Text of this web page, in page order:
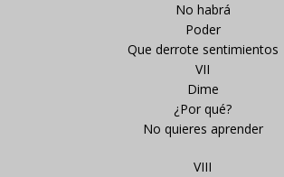
No habrá
Poder
Que derrote sentimientos
VII
Dime
¿Por qué?
No quieres aprender
VIII